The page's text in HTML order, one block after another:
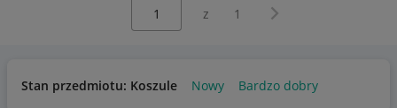
z 1 Następna strona
Stan przedmiotu: Koszule Nowy Bardzo dobry